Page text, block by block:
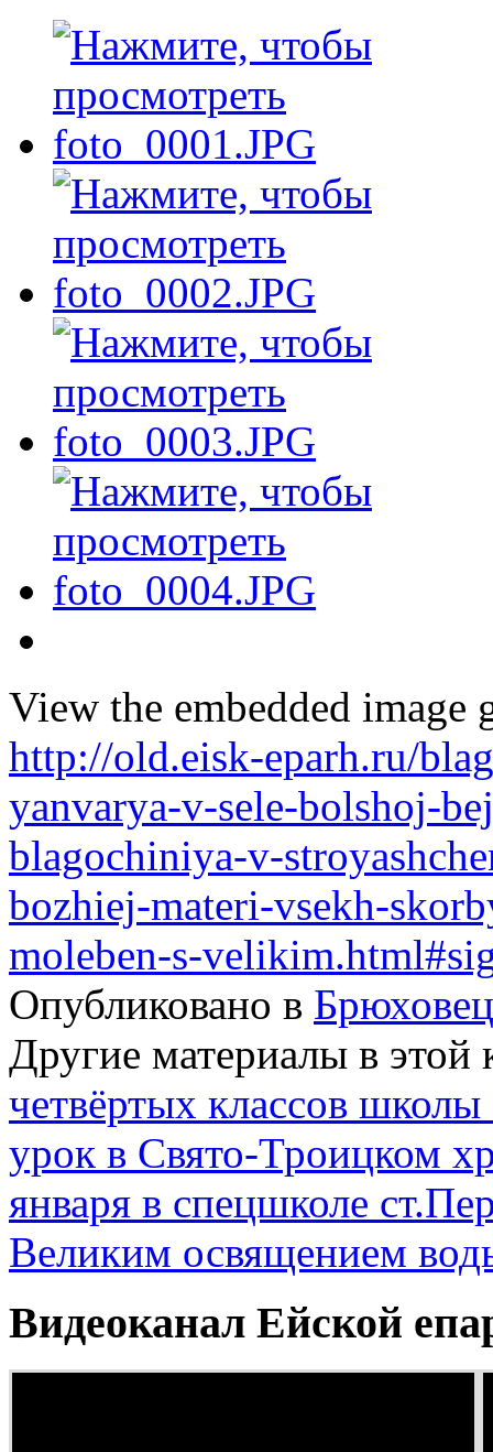
View the embedded image
http://old.eisk-eparh.ru/
yanvarya-v-sele-bolshoj-
blagochiniya-v-
bozhiej-materi-vsekh-
moleben-s-
Опубликовано в
Другие материалы в этой
четвёртых классов
урок в Свято-Троицком
января в спецшколе
Великим освящением
Видеоканал Ейской